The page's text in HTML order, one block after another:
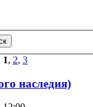
1, 2, 3
наследия)